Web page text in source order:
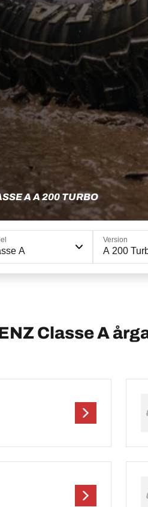
A A 200 TURBO
A
Version
A 200
Classe A